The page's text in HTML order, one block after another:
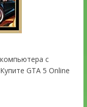
с
GTA 5 Online